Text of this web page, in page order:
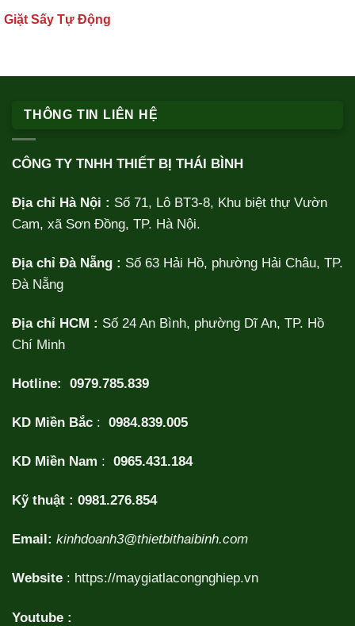
Giặt Sấy Tự Động
THÔNG TIN LIÊN HỆ
CÔNG TY TNHH THIẾT BỊ THÁI BÌNH
Địa chỉ Hà Nội : Số 71, Lô BT3-8, Khu biệt thự Vườn
Cam, xã Sơn Đồng, TP. Hà Nội.
Địa chỉ Đà Nẵng : Số 63 Hải Hồ, phường Hải Châu, TP.
Đà Nẵng
Địa chỉ HCM : Số 24 An Bình, phường Dĩ An, TP. Hồ
Chí Minh
Hotline: 0979.785.839
KD Miền Bắc : 0984.839.005
KD Miền Nam : 0965.431.184
Kỹ thuật : 0981.276.854
Email: kinhdoanh3@thietbithaibinh.com
Website : https://maygiatlacongnghiep.vn
Youtube :